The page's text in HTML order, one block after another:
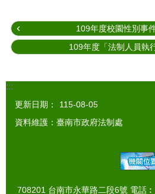
109年度校園性別事
109年度「法制人員執
:::
更新日期：
115-08-05
資料維護：臺南市政府法制處
708201 台南市永華路二段6號 電話